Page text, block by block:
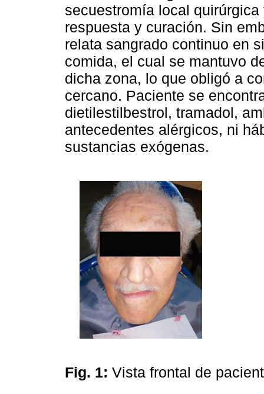
secuestromía local
respuesta y curación. Sin
relata sangrado continuo en
comida, el cual se mantuvo
dicha zona, lo que obligó a
cercano. Paciente se
dietilestilbestrol, tramadol,
antecedentes alérgicos, ni
sustancias exógenas.
Fig. 1: Vista frontal de